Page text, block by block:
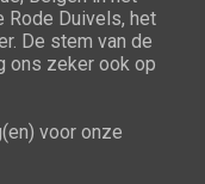
Rode Duivels, het
De stem van de
ons zeker ook op
voor onze